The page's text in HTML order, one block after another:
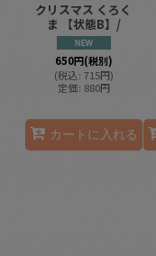
クリスマス くろく
ま 【状態B】/
650円(税別)
(税込: 715円)
定価: 880円
カートに入れる